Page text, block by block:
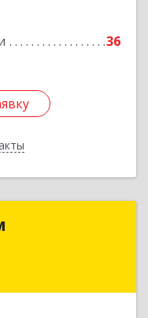
36
Вадим